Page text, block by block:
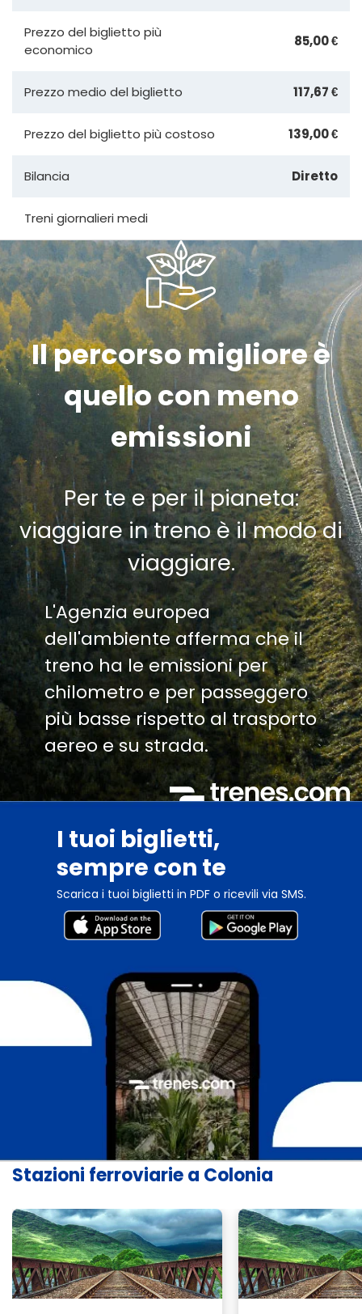
Prezzo del biglietto più
economico
85,00 €
Prezzo medio del biglietto 117,67 €
Prezzo del biglietto più costoso 139,00 €
Bilancia Diretto
Treni giornalieri medi
Il percorso migliore è
quello con meno
emissioni
Per te e per il pianeta:
viaggiare in treno è il modo di
viaggiare.
L'Agenzia europea
dell'ambiente afferma che il
treno ha le emissioni per
chilometro e per passeggero
più basse rispetto al trasporto
aereo e su strada.
I tuoi biglietti,
sempre con te
Scarica i tuoi biglietti in PDF o ricevili via SMS.
Stazioni ferroviarie a Colonia